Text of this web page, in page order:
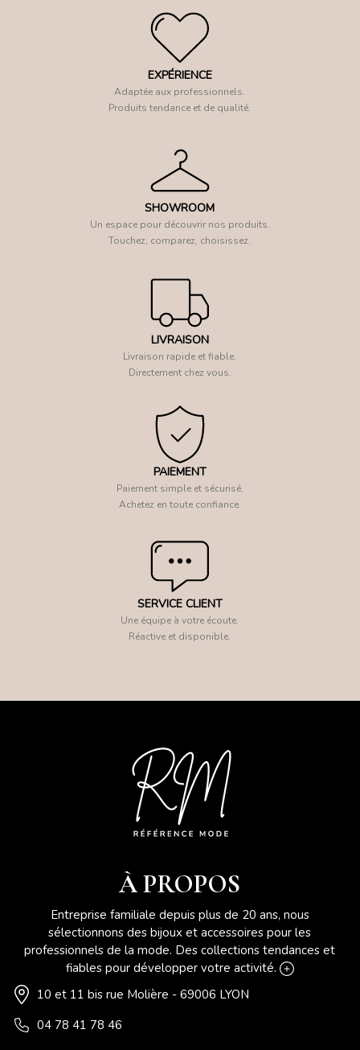
EXPÉRIENCE
Adaptée aux professionnels.
Produits tendance et de qualité.
SHOWROOM
Un espace pour découvrir nos produits.
Touchez, comparez, choisissez.
LIVRAISON
Livraison rapide et fiable.
Directement chez vous.
PAIEMENT
Paiement simple et sécurisé.
Achetez en toute confiance.
SERVICE CLIENT
Une équipe à votre écoute.
Réactive et disponible.
À PROPOS
Entreprise familiale depuis plus de 20 ans, nous
sélectionnons des bijoux et accessoires pour les
professionnels de la mode. Des collections tendances et
fiables pour développer votre activité.
10 et 11 bis rue Molière - 69006 LYON
04 78 41 78 46